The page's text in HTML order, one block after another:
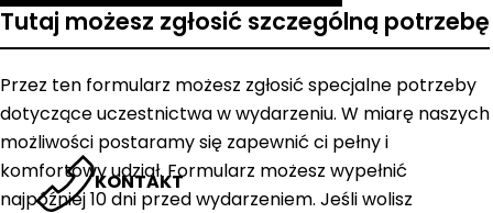
KONTAKT
Tutaj możesz zgłosić szczególną potrzebę
Przez ten formularz możesz zgłosić specjalne potrzeby
dotyczące uczestnictwa w wydarzeniu. W miarę naszych
możliwości postaramy się zapewnić ci pełny i
komfortowy udział. Formularz możesz wypełnić
najpóźniej 10 dni przed wydarzeniem. Jeśli wolisz